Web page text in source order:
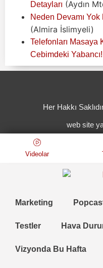
Detayları (Aydın
Neden Devamı
(Almira İslimyeli)
Telefonları Masaya
Cebimdeki Yabancı!
Her Hakkı
web site
Videolar
Marketing
Testler Hava
Vizyonda Bu Hafta